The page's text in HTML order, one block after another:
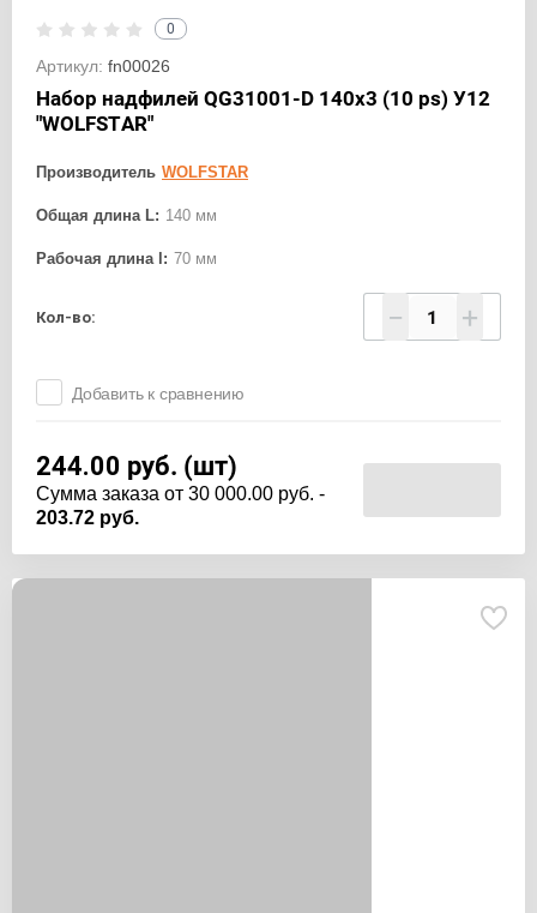
0
Артикул: fn00026
Набор надфилей QG31001-D 140х3 (10 ps) У12
"WOLFSTAR"
Производитель WOLFSTAR
Общая длина L: 140 мм
Рабочая длина l: 70 мм
Кол-во: − +
Добавить к сравнению
244.00 руб. (шт)
Cумма заказа от 30 000.00 руб. -
203.72 руб.